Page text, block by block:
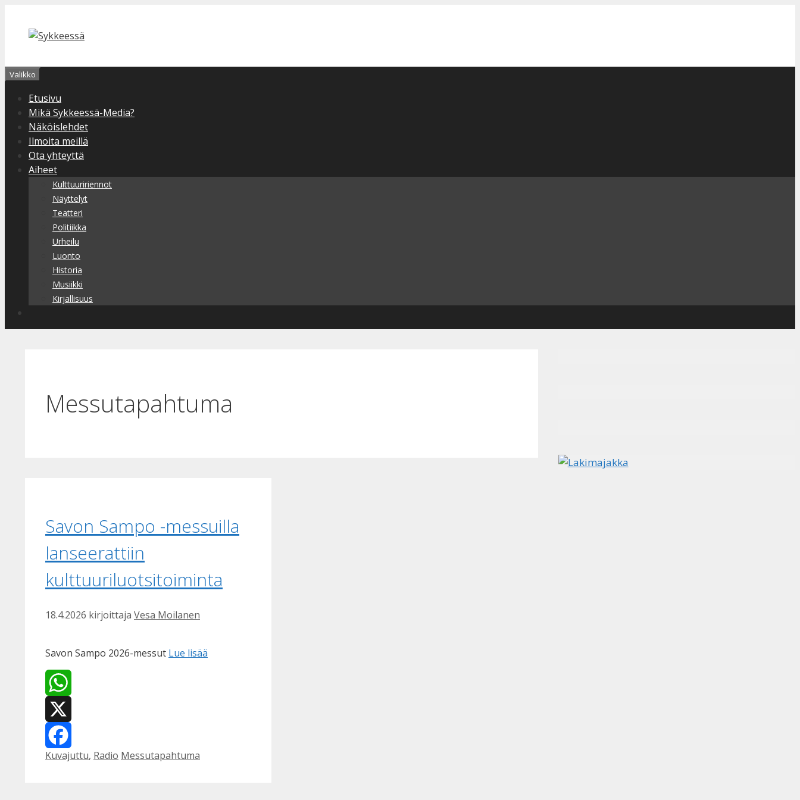
sisältöön
Valikko
Etusivu
Mikä Sykkeessä-Media?
Näköislehdet
Ilmoita meillä
Ota yhteyttä
Aiheet
Kulttuuririennot
Näyttelyt
Teatteri
Politiikka
Urheilu
Luonto
Historia
Musiikki
Kirjallisuus
Messutapahtuma
Savon Sampo -messuilla
lanseerattiin
kulttuuriluotsitoiminta
18.4.2026 kirjoittaja Vesa Moilanen
Savon Sampo 2026-messut Lue lisää
WhatsApp
X
Facebook
Kategoriat
Kuvajuttu, Radio Avainsanat
Messutapahtuma